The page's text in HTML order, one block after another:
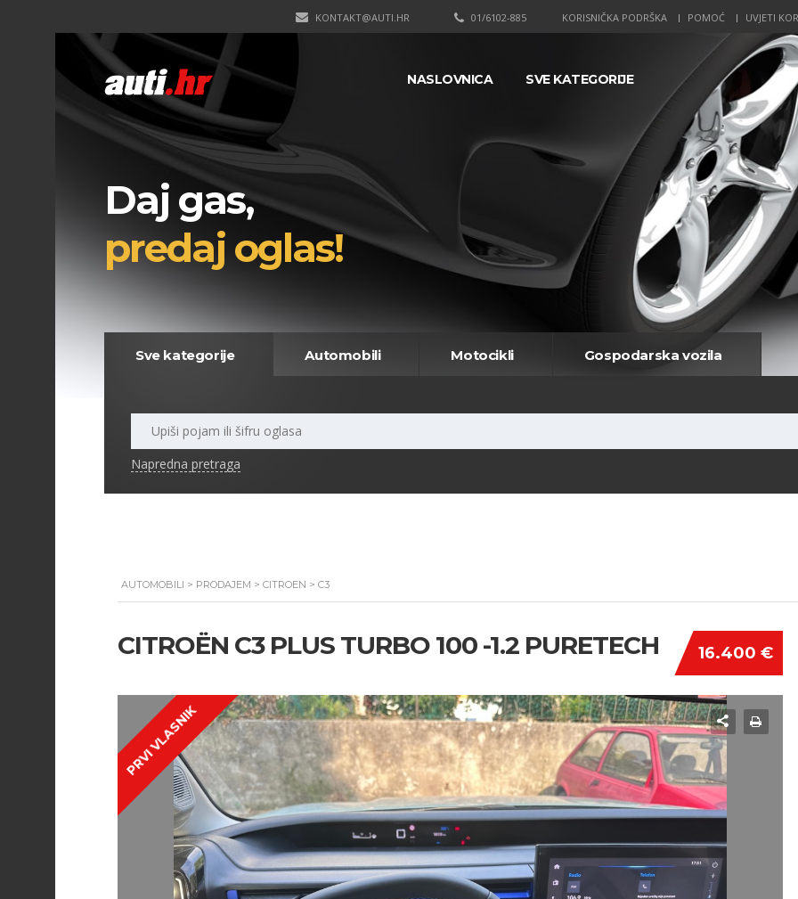
KORISNIČKA PODRŠKA POMOĆ UVJETI
01/6102-885
KONTAKT@AUTI.HR
NASLOVNICA SVE KATEGORIJE
Daj gas,
predaj oglas!
Sve kategorije Automobili Motocikli Gospodarska vozila
Napredna pretraga
AUTOMOBILI > PRODAJEM > CITROEN > C3
16.400 €
CITROËN C3 PLUS TURBO 100 -1.2 PURETECH
PRVI VLASNIK